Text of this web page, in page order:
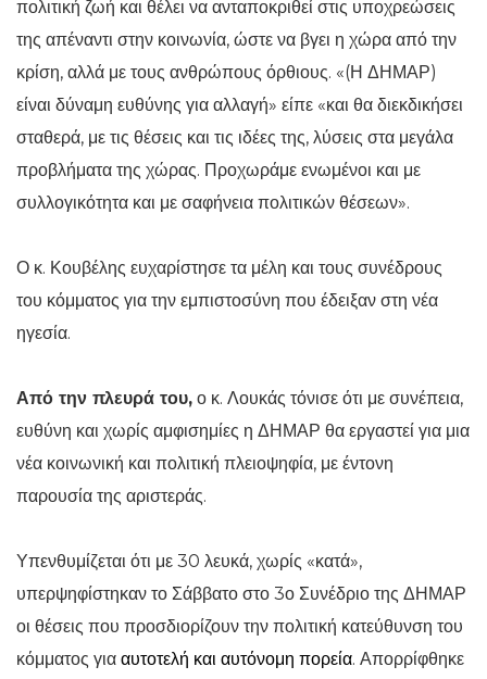
πολιτική ζωή και θέλει να ανταποκριθεί στις υποχρεώσεις
της απέναντι στην κοινωνία, ώστε να βγει η χώρα από την
κρίση, αλλά με τους ανθρώπους όρθιους. «(Η ΔΗΜΑΡ)
είναι δύναμη ευθύνης για αλλαγή» είπε «και θα διεκδικήσει
σταθερά, με τις θέσεις και τις ιδέες της, λύσεις στα μεγάλα
προβλήματα της χώρας. Προχωράμε ενωμένοι και με
συλλογικότητα και με σαφήνεια πολιτικών θέσεων».
Ο κ. Κουβέλης ευχαρίστησε τα μέλη και τους συνέδρους
του κόμματος για την εμπιστοσύνη που έδειξαν στη νέα
ηγεσία.
Από την πλευρά του, ο κ. Λουκάς τόνισε ότι με συνέπεια,
ευθύνη και χωρίς αμφισημίες η ΔΗΜΑΡ θα εργαστεί για μια
νέα κοινωνική και πολιτική πλειοψηφία, με έντονη
παρουσία της αριστεράς.
Υπενθυμίζεται ότι με 30 λευκά, χωρίς «κατά»,
υπερψηφίστηκαν το Σάββατο στο 3ο Συνέδριο της ΔΗΜΑΡ
οι θέσεις που προσδιορίζουν την πολιτική κατεύθυνση του
κόμματος για αυτοτελή και αυτόνομη πορεία. Απορρίφθηκε